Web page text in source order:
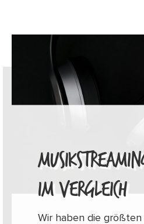
IM VERGLEICH
Wir haben die größten